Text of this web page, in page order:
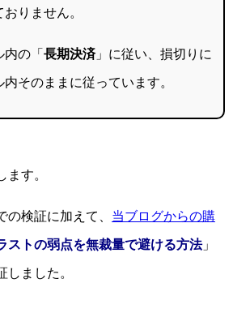
りません。
の「 長期決済」に従い、損切りに
そのままに従っています。
ます。
の検証に加えて、 当ブログからの購
ストの弱点を無裁量で避ける方法」
しました。